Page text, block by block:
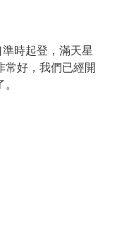
時起登，滿天星
常好，我們已經開